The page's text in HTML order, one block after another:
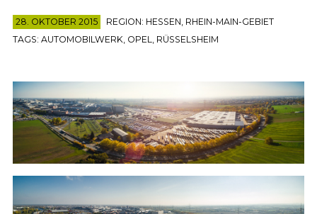
28. OKTOBER 2015 REGION: HESSEN, RHEIN-MAIN-GEBIET
TAGS: AUTOMOBILWERK, OPEL, RÜSSELSHEIM